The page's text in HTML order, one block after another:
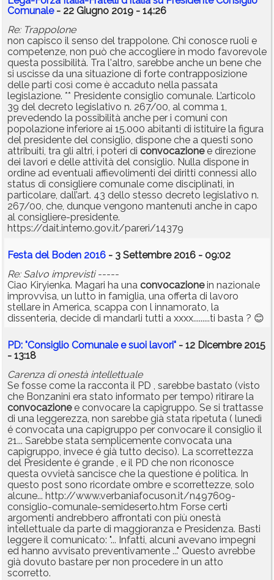
Comunale- 22 Giugno 2019 - 14:26
Re: Trappolone
non capisco il senso del trappolone. Chi conosce ruoli e
competenze, non può che accogliere in modo favorevole
questa possibilità. Tra l'altro, sarebbe anche un bene che
si uscisse da una situazione di forte contrapposizione
delle parti così come è accaduto nella passata
legislazione. ** Presidente consiglio comunale. L’articolo
39 del decreto legislativo n. 267/00, al comma 1,
prevedendo la possibilità anche per i comuni con
popolazione inferiore ai 15.000 abitanti di istituire la figura
del presidente del consiglio, dispone che a questi sono
attribuiti, tra gli altri, i poteri di convocazionee direzione
dei lavori e delle attività del consiglio. Nulla dispone in
ordine ad eventuali affievolimenti dei diritti connessi allo
status di consigliere comunale come disciplinati, in
particolare, dall’art. 43 dello stesso decreto legislativo n.
267/00, che, dunque vengono mantenuti anche in capo
al consigliere-presidente.
https://dait.interno.gov.it/pareri/14379
Festa del Boden 2016 - 3 Settembre 2016 - 09:02
Re: Salvo imprevisti -----
Ciao Kiryienka. Magari ha una convocazionein nazionale
improvvisa, un lutto in famiglia, una offerta di lavoro
stellare in America, scappa con l innamorato, la
dissenteria, decide di mandarli tutti a xxxx.........ti basta ? 😊
PD: "Consiglio Comunale e suoi lavori" - 12 Dicembre 2015
- 13:18
Carenza di onestà intellettuale
Se fosse come la racconta il PD , sarebbe bastato (visto
che Bonzanini era stato informato per tempo) ritirare la
convocazionee convocare la capigruppo. Se si trattasse
di una leggerezza, non sarebbe già stata ripetuta ( lunedì
é convocata una capigruppo per convocare il consiglio il
21... Sarebbe stata semplicemente convocata una
capigruppo, invece é già tutto deciso). La scorrettezza
del Presidente é grande , e il PD che non riconosce
questa ovvietà sancisce che la questione é politica. In
questo post sono ricordate ombre e scorrettezze, solo
alcune... http://www.verbaniafocuson.it/n497609-
consiglio-comunale-semideserto.htm Forse certi
argomenti andrebbero affrontati con più onestà
intellettuale da parte di maggioranza e Presidenza. Basti
leggere il comunicato: "... Infatti, alcuni avevano impegni
ed hanno avvisato preventivamente ..." Questo avrebbe
già dovuto bastare per non procedere in un atto
scorretto.